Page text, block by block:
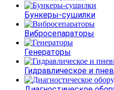
Бункеры-сушилки
Вибросепараторы
Генераторы
Гидравлическое и